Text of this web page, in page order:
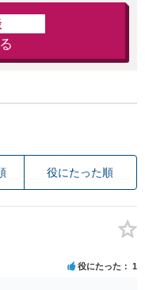
役にたった順
役にたった 1